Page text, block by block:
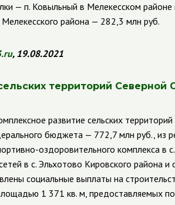
— п. Ковыльный в Мелекесском
района — 282,3 млн руб.
, 19.08.2021
территорий Северной
развитие сельских
бюджета — 772,7 млн руб., из
оздоровительного комплекса в
в с. Эльхотово Кировского района и
социальные выплаты на
1 371 кв. м, предоставляемых